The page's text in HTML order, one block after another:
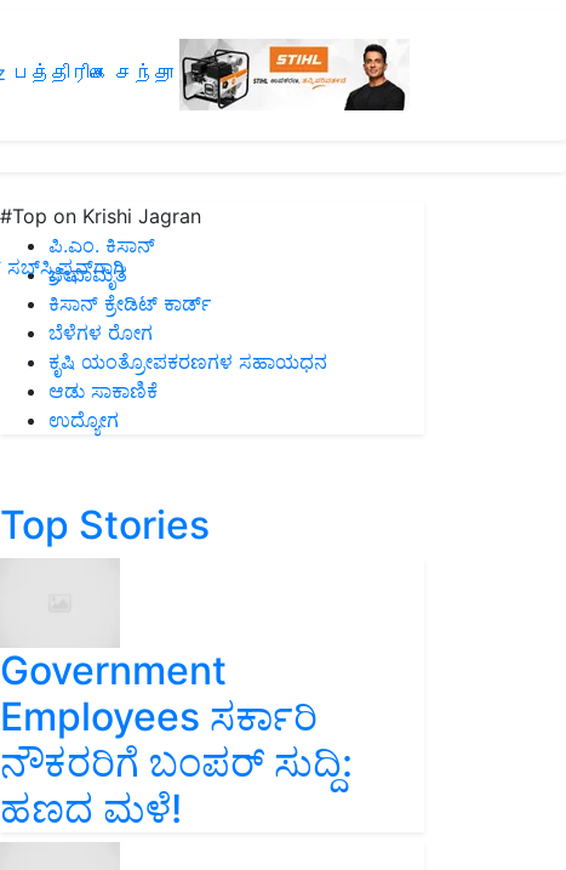
பத்திரிகை சந்தா
#Top on Krishi Jagran
ಪಿ.ಎಂ. ಕಿಸಾನ್
ಜೀವಾಮೃತ
ಕಿಸಾನ್ ಕ್ರೇಡಿಟ್ ಕಾರ್ಡ್
ಬೆಳೆಗಳ ರೋಗ
ಕೃಷಿ ಯಂತ್ರೋಪಕರಣಗಳ ಸಹಾಯಧನ
ಆಡು ಸಾಕಾಣಿಕೆ
ಉದ್ಯೋಗ
Top Stories
Government
Employees ಸರ್ಕಾರಿ
ನೌಕರರಿಗೆ ಬಂಪರ್‌ ಸುದ್ದಿ:
ಹಣದ ಮಳೆ!